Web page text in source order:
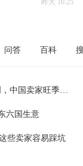
问答 百科
家旺季备货踩雷
六国生意
些卖家容易踩坑